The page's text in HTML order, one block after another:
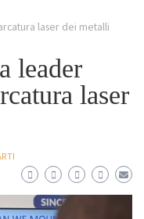
laser dei metalli
leader
laser